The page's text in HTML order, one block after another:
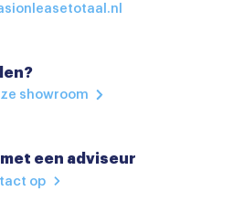
showroom
een adviseur
op